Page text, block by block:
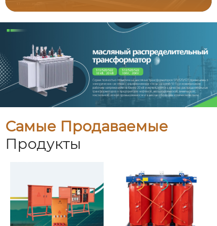
Самые Продаваемые
Продукты